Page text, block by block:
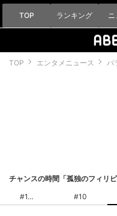
TOP ランキング ニ
TOP エンタメニュース バ
チャンスの時間「孤独のフィリピ
#1
#10